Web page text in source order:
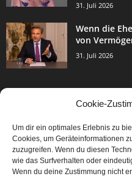
Cookie-
Um dir ein optimales Erlebnis zu
Cookies, um Geräteinformationen
zuzugreifen. Wenn du diesen
wie das Surfverhalten oder
Wenn du deine Zustimmung nicht
31. Juli 2026
Wenn die
von
31. Juli 2026
Events & Success
Breaking News
Aktuelles